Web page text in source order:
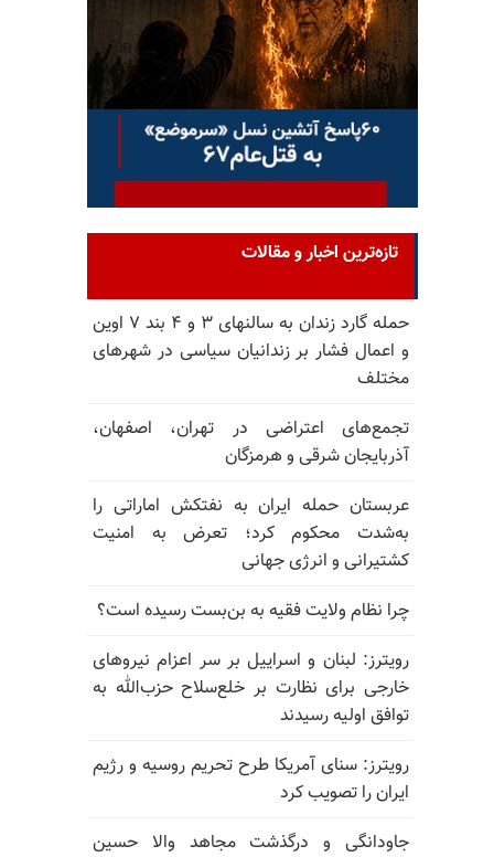
تازه‌ترین اخبار و مقالات
حمله گارد زندان به سالنهای ۳ و ۴ بند ۷ اوین
و اعمال فشار بر زندانیان سیاسی در شهرهای
مختلف
تجمع‌های اعتراضی در تهران، اصفهان،
آذربایجان شرقی و هرمزگان
عربستان حمله ایران به نفتکش اماراتی را
به‌شدت محکوم کرد؛ تعرض به امنیت
کشتیرانی و انرژی جهانی
چرا نظام ولایت فقیه به بن‌بست رسیده است؟
رویترز: لبنان و اسراییل بر سر اعزام نیروهای
خارجی برای نظارت بر خلع‌سلاح حزب‌الله به
توافق اولیه رسیدند
رویترز: سنای آمریکا طرح تحریم روسیه و رژیم
ایران را تصویب کرد
جاودانگی و درگذشت مجاهد والا حسین